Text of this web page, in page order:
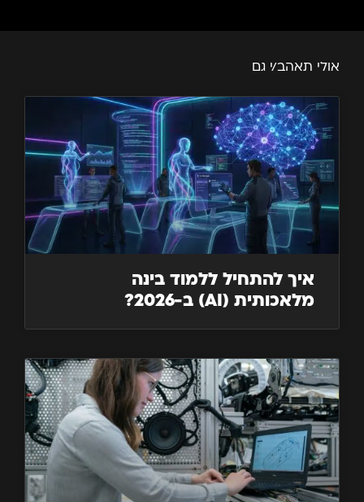
אולי תאהב/י גם
איך להתחיל ללמוד בינה
מלאכותית (AI) ב-2026?